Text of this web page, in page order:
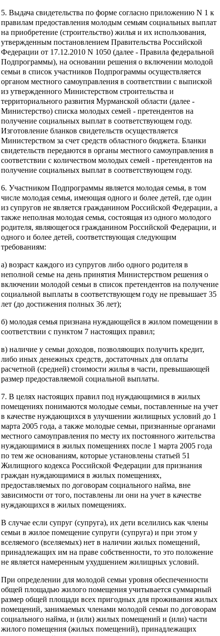
5. Выдача свидетельства по форме согласно приложению N 1 к
правилам предоставления молодым семьям социальных выплат
на приобретение (строительство) жилья и их использования,
утвержденным постановлением Правительства Российской
Федерации от 17.12.2010 N 1050 (далее - Правила федеральной
Подпрограммы), на основании решения о включении молодой
семьи в список участников Подпрограммы осуществляется
органом местного самоуправления в соответствии с выпиской
из утвержденного Министерством строительства и
территориального развития Мурманской области (далее -
Министерство) списка молодых семей - претендентов на
получение социальных выплат в соответствующем году.
Изготовление бланков свидетельств осуществляется
Министерством за счет средств областного бюджета. Бланки
свидетельств передаются в органы местного самоуправления в
соответствии с количеством молодых семей - претендентов на
получение социальных выплат в соответствующем году.
6. Участником Подпрограммы является молодая семья, в том
числе молодая семья, имеющая одного и более детей, где один
из супругов не является гражданином Российской Федерации, а
также неполная молодая семья, состоящая из одного молодого
родителя, являющегося гражданином Российской Федерации, и
одного и более детей, соответствующая следующим
требованиям:
а) возраст каждого из супругов либо одного родителя в
неполной семье на день принятия Министерством решения о
включении молодой семьи в список претендентов на получение
социальной выплаты в соответствующем году не превышает 35
лет (до достижения полных 36 лет);
б) молодая семья признана нуждающейся в жилом помещении в
соответствии с пунктом 7 настоящих правил;
в) наличие у семьи доходов, позволяющих получить кредит,
либо иных денежных средств, достаточных для оплаты
расчетной (средней) стоимости жилья в части, превышающей
размер предоставляемой социальной выплаты.
7. В целях настоящих правил под нуждающимися в жилых
помещениях понимаются молодые семьи, поставленные на учет
в качестве нуждающихся в улучшении жилищных условий до 1
марта 2005 года, а также молодые семьи, признанные органами
местного самоуправления по месту их постоянного жительства
нуждающимися в жилых помещениях после 1 марта 2005 года
по тем же основаниям, которые установлены статьей 51
Жилищного кодекса Российской Федерации для признания
граждан нуждающимися в жилых помещениях,
предоставляемых по договорам социального найма, вне
зависимости от того, поставлены ли они на учет в качестве
нуждающихся в жилых помещениях.
В случае если супруг (супруга), их дети вселились как члены
семьи в жилое помещение супруги (супруга) и при этом у
вселяемого (вселяемых) нет в наличии жилых помещений,
принадлежащих им на праве собственности, то это положение
не является намеренным ухудшением жилищных условий.
При определении для молодой семьи уровня обеспеченности
общей площадью жилого помещения учитывается суммарный
размер общей площади всех пригодных для проживания жилых
помещений, занимаемых членами молодой семьи по договорам
социального найма, и (или) жилых помещений и (или) части
жилого помещения (жилых помещений), принадлежащих